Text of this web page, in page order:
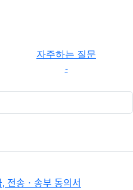
자주하는 질문
-
전송ㆍ송부 동의서